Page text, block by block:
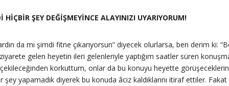
ŞEY DEĞİŞMEYİNCE ALAYINIZI UYARIYORUM!
da mı şimdi fitne çıkarıyorsun” diyecek olurlarsa, ben derim
gelen heyetin ileri gelenleriyle yaptığım saatler süren
korkuttum, onlar da bu konuyu heyette
yapamadık diyerek bu konuda âciz kaldıklarını itiraf ettiler.